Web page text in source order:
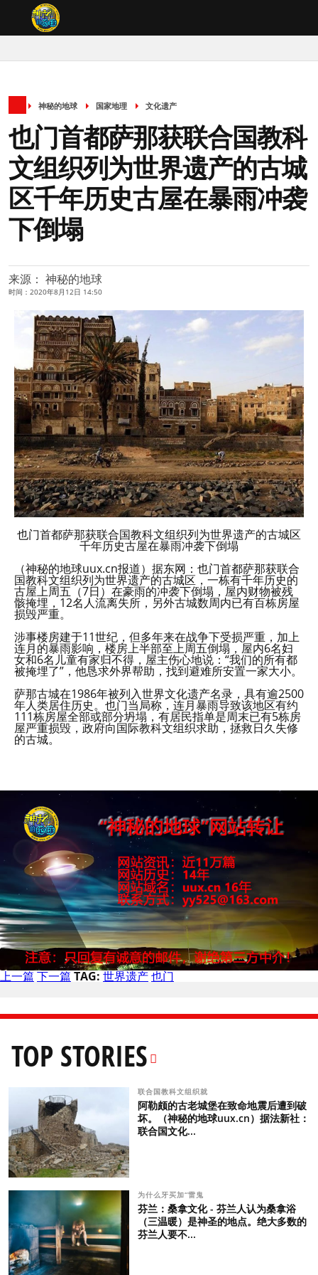
神秘的地球 国家地理 文化遗产
也门首都萨那获联合国教科
文组织列为世界遗产的古城
区千年历史古屋在暴雨冲袭
下倒塌
来源： 神秘的地球
时间：2020年8月12日 14:50
也门首都萨那获联合国教科文组织列为世界遗产的古城区
千年历史古屋在暴雨冲袭下倒塌
（神秘的地球uux.cn报道）据东网：也门首都萨那获联合
国教科文组织列为世界遗产的古城区，一栋有千年历史的
古屋上周五（7日）在豪雨的冲袭下倒塌，屋内财物被残
骸掩埋，12名人流离失所，另外古城数周内已有百栋房屋
损毁严重。
涉事楼房建于11世纪，但多年来在战争下受损严重，加上
连月的暴雨影响，楼房上半部至上周五倒塌，屋内6名妇
女和6名儿童有家归不得，屋主伤心地说：“我们的所有都
被掩埋了”，他恳求外界帮助，找到避难所安置一家大小。
萨那古城在1986年被列入世界文化遗产名录，具有逾2500
年人类居住历史。也门当局称，连月暴雨导致该地区有约
111栋房屋全部或部分坍塌，有居民指单是周末已有5栋房
屋严重损毁，政府向国际教科文组织求助，拯救日久失修
的古城。
上一篇下一篇TAG:世界遗产也门
TOP STORIES
联合国教科文组织就
阿勒颇的古老城堡在致命地震后遭到破
坏。（神秘的地球uux.cn）据法新社：
联合国文化...
为什么牙买加“雷鬼
芬兰：桑拿文化 - 芬兰人认为桑拿浴
（三温暖）是神圣的地点。绝大多数的
芬兰人要不...